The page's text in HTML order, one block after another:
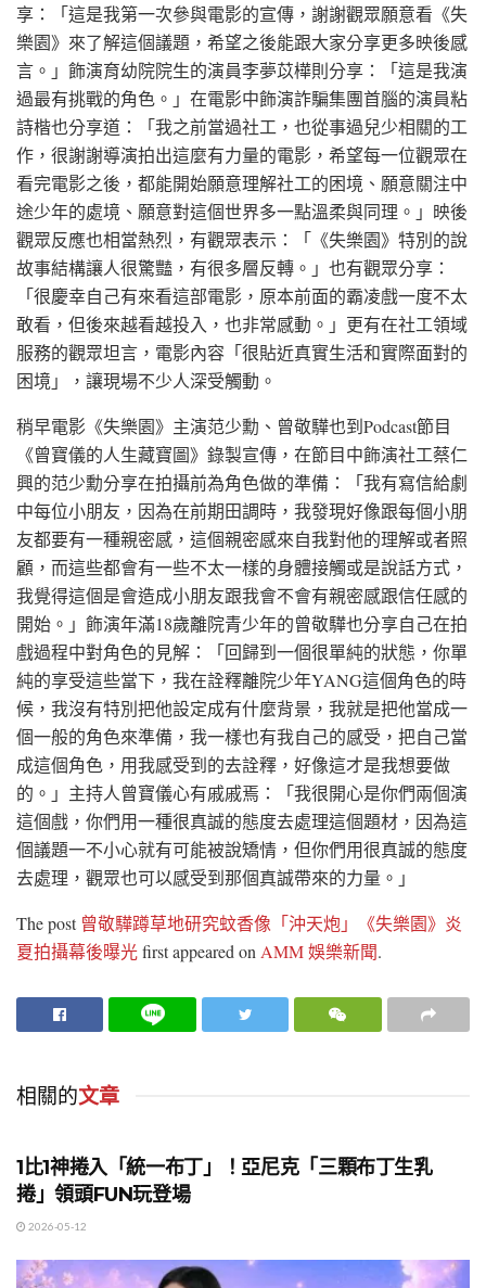
享：「這是我第一次參與電影的宣傳，謝謝觀眾願意看《失
樂園》來了解這個議題，希望之後能跟大家分享更多映後感
言。」飾演育幼院院生的演員李夢苡樺則分享：「這是我演
過最有挑戰的角色。」在電影中飾演詐騙集團首腦的演員粘
詩楷也分享道：「我之前當過社工，也從事過兒少相關的工
作，很謝謝導演拍出這麼有力量的電影，希望每一位觀眾在
看完電影之後，都能開始願意理解社工的困境、願意關注中
途少年的處境、願意對這個世界多一點溫柔與同理。」映後
觀眾反應也相當熱烈，有觀眾表示：「《失樂園》特別的說
故事結構讓人很驚豔，有很多層反轉。」也有觀眾分享：
「很慶幸自己有來看這部電影，原本前面的霸凌戲一度不太
敢看，但後來越看越投入，也非常感動。」更有在社工領域
服務的觀眾坦言，電影內容「很貼近真實生活和實際面對的
困境」，讓現場不少人深受觸動。
稍早電影《失樂園》主演范少勳、曾敬驊也到Podcast節目
《曾寶儀的人生藏寶圖》錄製宣傳，在節目中飾演社工蔡仁
興的范少勳分享在拍攝前為角色做的準備：「我有寫信給劇
中每位小朋友，因為在前期田調時，我發現好像跟每個小朋
友都要有一種親密感，這個親密感來自我對他的理解或者照
顧，而這些都會有一些不太一樣的身體接觸或是說話方式，
我覺得這個是會造成小朋友跟我會不會有親密感跟信任感的
開始。」飾演年滿18歲離院青少年的曾敬驊也分享自己在拍
戲過程中對角色的見解：「回歸到一個很單純的狀態，你單
純的享受這些當下，我在詮釋離院少年YANG這個角色的時
候，我沒有特別把他設定成有什麼背景，我就是把他當成一
個一般的角色來準備，我一樣也有我自己的感受，把自己當
成這個角色，用我感受到的去詮釋，好像這才是我想要做
的。」主持人曾寶儀心有戚戚焉：「我很開心是你們兩個演
這個戲，你們用一種很真誠的態度去處理這個題材，因為這
個議題一不小心就有可能被說矯情，但你們用很真誠的態度
去處理，觀眾也可以感受到那個真誠帶來的力量。」
The post 曾敬驊蹲草地研究蚊香像「沖天炮」《失樂園》炎
夏拍攝幕後曝光first appeared on AMM 娛樂新聞.
相關的文章
1比1神捲入「統一布丁」！亞尼克「三顆布丁生乳
捲」領頭FUN玩登場
2026-05-12